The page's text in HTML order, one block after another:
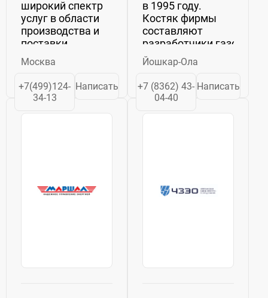
широкий спектр
услуг в области
производства и
поставки
различного
оборудования.
Наша
специализация
разработку,
Москва
+7(499)124-
34-13
Написать
в 1995 году.
Костяк фирмы
составляют
разработчики газовых
хроматографов,
с более чем 40-
летним стажем.
Это ведущие
из отдела
Йошкар-Ола
+7 (8362) 43-
04-40
Написать